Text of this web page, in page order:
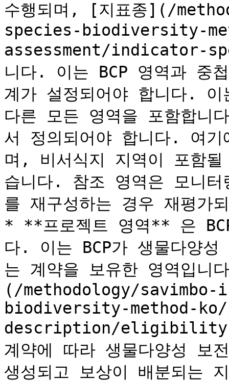
수행되며, [지표종](/
species-biodiversity-
assessment/indicator-
니다. 이는 BCP 영역과 중
계가 설정되어야 합니다. 이
다른 모든 영역을 포함합니
서 정의되어야 합니다. 여
며, 비서식지 지역이 포함
습니다. 참조 영역은 모니
를 재구성하는 경우 재평가
* **프로젝트 영역** 은
다. 이는 BCP가 생물다양
는 계약을 보유한 영역입니
(/methodology/
biodiversity-method-
description/eligibility-
계약에 따라 생물다양성 보
생성되고 보상이 배분되는